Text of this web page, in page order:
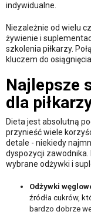
indywidualne.
Niezależnie od wielu
żywienie i
szkolenia piłkarzy.
kluczem do
Najlepsze
dla
Dieta jest absolutną
przynieść wiele
detale - niekiedy
dyspozycji zawodnika.
wybrane odżywki i
Odżywki
źródła cukrów,
bardzo dobrze